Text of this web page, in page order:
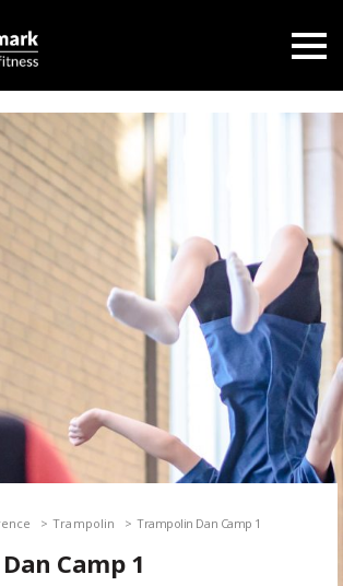
Trampolin Trampolin Dan Camp 1
Camp 1